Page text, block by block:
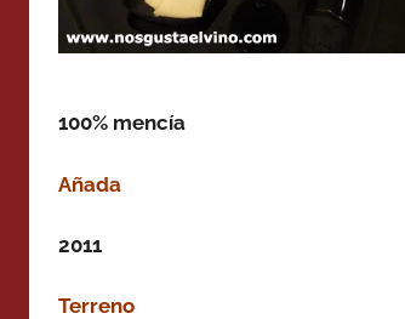
100% mencía
Añada
2011
Terreno